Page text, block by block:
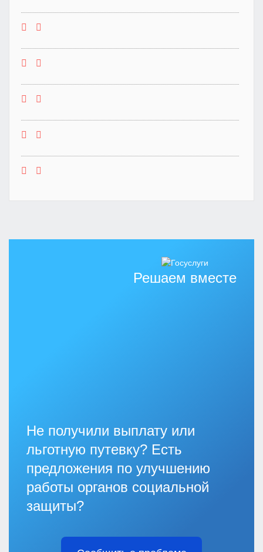
Решаем вместе
Не получили выплату или
льготную путевку? Есть
предложения по улучшению
работы органов социальной
защиты?